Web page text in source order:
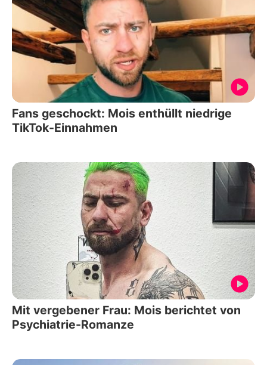
Fans geschockt: Mois enthüllt niedrige
TikTok-Einnahmen
Mit vergebener Frau: Mois berichtet von
Psychiatrie-Romanze